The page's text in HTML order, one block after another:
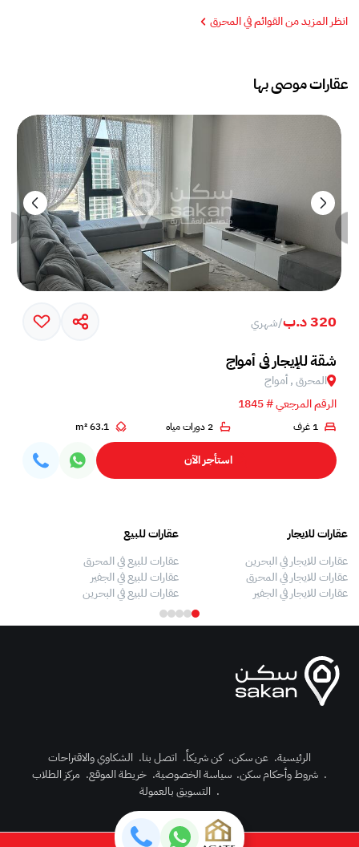
انظر المزيد من القوائم في المحرق
عقارات موصى بها
في جزيرة أمواج
320 د.ب /شهري
شقة للإيجار في أمواج
المحرق , أمواج
الرقم المرجعي # 1845
1 غرف 2 دورات مياه 63.1 m²
استأجر الآن
عقارات للايجار
عقارات للايجار في البحرين
عقارات للايجار في المحرق
عقارات للايجار في الجفير
عقارات للبيع
عقارات للبيع في المحرق
عقارات للبيع في الجفير
عقارات للبيع في البحرين
الرئيسية. عن سكن. كن شريكاً. اتصل بنا. الشكاوي والاقتراحات
. شروط وأحكام سكن. سياسة الخصوصية. خريطة الموقع. مركز الطلاب
. التسويق بالعمولة